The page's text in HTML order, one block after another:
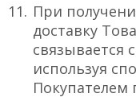
При
доставку
связывается
используя
Покупателем